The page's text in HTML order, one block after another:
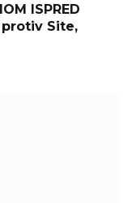
ISPRED
protiv Site,